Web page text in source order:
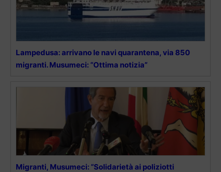
Lampedusa: arrivano le navi quarantena, via 850
migranti. Musumeci: “Ottima notizia”
Migranti, Musumeci: “Solidarietà ai poliziotti